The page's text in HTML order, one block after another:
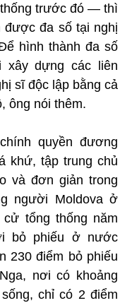
trước đó — thì
được đa số tại nghị
hình thành đa số
xây dựng các liên
sĩ độc lập bằng cả
ông nói thêm.
quyền đương
khứ, tập trung chủ
và đơn giản trong
người Moldova ở
tổng thống năm
bỏ phiếu ở nước
230 điểm bỏ phiếu
nơi có khoảng
chỉ có 2 điểm